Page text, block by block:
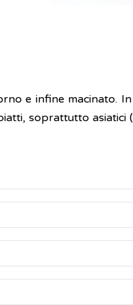
e infine macinato.
soprattutto asiatici
responsabile degli
proprietà.